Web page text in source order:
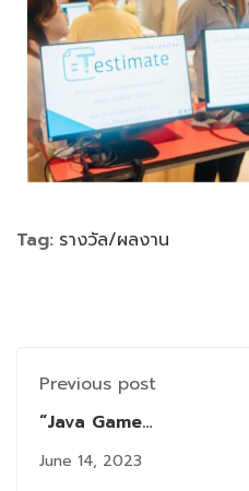
Tag: รางวัล/ผลงาน
Previous post
“Java Game
Programming” อบรม New
Skill นักศึกษาใหม่ SIT
June 14, 2023